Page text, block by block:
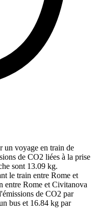
un voyage en train de
de CO2 liées à la prise
sont 13.09 kg.
le train entre Rome et
entre Rome et Civitanova
de CO2 par
bus et 16.84 kg par